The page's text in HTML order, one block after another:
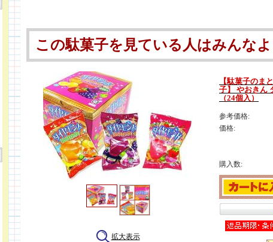
この駄菓子を見ている人はみんな
拡大表示
【駄菓子のま
子】 やおきん
（24個入）
参考価格:
価格:
購入数: